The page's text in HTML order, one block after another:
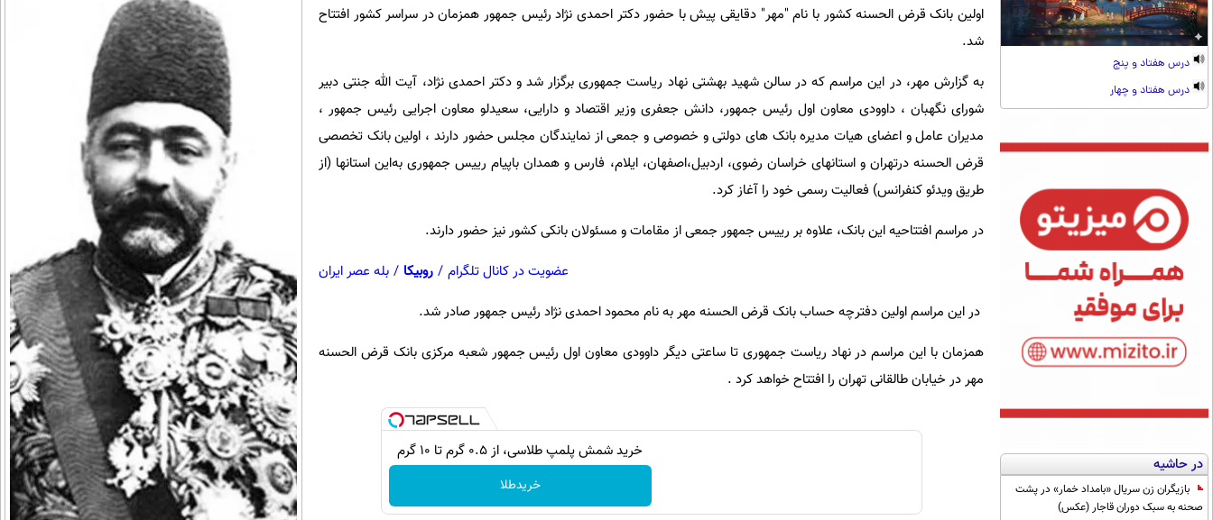
درس هفتاد و پنج
درس هفتاد و چهار
در حاشیه
بازیگران زن سریال «بامداد خمار» در پشت
صحنه به سبک دوران قاجار (عکس)
اولین بانک قرض الحسنه کشور با نام "مهر" دقایقی پیش با حضور دکتر احمدی نژاد رئیس جمهور همزمان در سراسر کشور افتتاح
شد.
به گزارش مهر، در این مراسم که در سالن شهید بهشتی نهاد ریاست جمهوری برگزار شد و دکتر احمدی نژاد، آیت الله جنتی دبیر
شورای نگهبان ، داوودی معاون اول رئیس جمهور، دانش جعفری وزیر اقتصاد و دارایی، سعیدلو معاون اجرایی رئیس جمهور ،
مدیران عامل و اعضای هیات مدیره بانک های دولتی و خصوصی و جمعی از نمایندگان مجلس حضور دارند ، اولین بانک تخصصی
قرض الحسنه درتهران و استانهای خراسان رضوی، اردبیل،اصفهان، ایلام، فارس و همدان باپیام رییس جمهوری به‌این استانها (از
طریق ویدئو کنفرانس) فعالیت رسمی خود را آغاز کرد.
در مراسم افتتاحیه این بانک، علاوه بر رییس جمهور جمعی از مقامات و مسئولان بانکی کشور نیز حضور دارند.
عضویت در کانال تلگرام / روبیکا / بله عصر ایران
در این مراسم اولین دفترچه حساب بانک قرض الحسنه مهر به نام محمود احمدی نژاد رئیس جمهور صادر شد.
همزمان با این مراسم در نهاد ریاست جمهوری تا ساعتی دیگر داوودی معاون اول رئیس جمهور شعبه مرکزی بانک قرض الحسنه
مهر در خیابان طالقانی تهران را افتتاح خواهد کرد .
خرید شمش پلمپ طلاسی، از ۰.۵ گرم تا ۱۰ گرم
خریدطلا